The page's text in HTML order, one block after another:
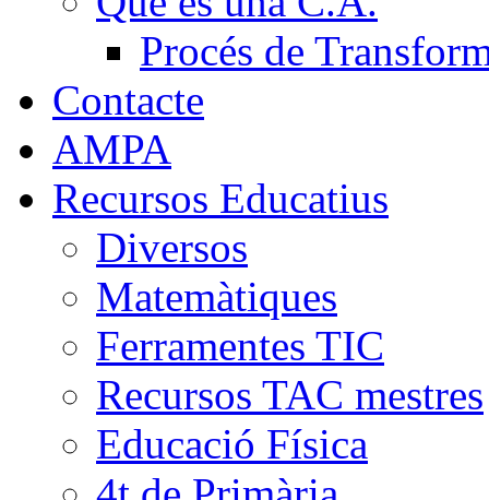
Procés de
Contacte
AMPA
Recursos Educatius
Diversos
Matemàtiques
Ferramentes TIC
Recursos TAC mestres
Educació Física